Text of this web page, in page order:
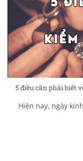
5 điều cần phải biết
Hiện nay, ngày